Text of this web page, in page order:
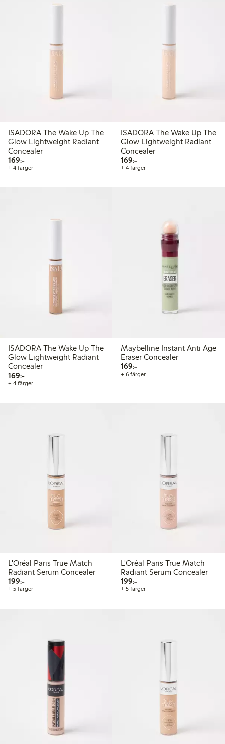
ISADORA The Wake Up The
Glow Lightweight Radiant
Concealer
169:-169,00 kr
+ 4 färger
ISADORA The Wake Up The
Glow Lightweight Radiant
Concealer
169:-169,00 kr
+ 4 färger
ISADORA The Wake Up The
Glow Lightweight Radiant
Concealer
169:-169,00 kr
+ 4 färger
Maybelline Instant Anti Age
Eraser Concealer
169:-169,00 kr
+ 6 färger
L'Oréal Paris True Match
Radiant Serum Concealer
199:-199,00 kr
+ 5 färger
L'Oréal Paris True Match
Radiant Serum Concealer
199:-199,00 kr
+ 5 färger